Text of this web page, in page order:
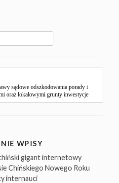
sądowe odszkodowania porady i
oraz lokalowymi grunty inwestycje
WPISY
gigant internetowy
Chińskiego Nowego Roku
internauci